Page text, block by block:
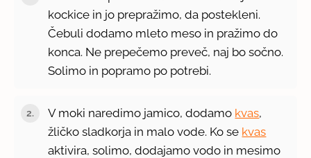
kockice in jo prepražimo, da postekleni.
Čebuli dodamo mleto meso in pražimo do
konca. Ne prepečemo preveč, naj bo sočno.
Solimo in popramo po potrebi.
V moki naredimo jamico, dodamo kvas,
žličko sladkorja in malo vode. Ko se kvas
aktivira, solimo, dodajamo vodo in mesimo